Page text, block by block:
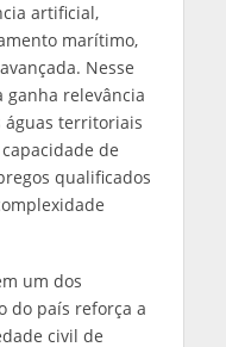
artificial,
marítimo,
Nesse
ganha relevância
águas territoriais
de
qualificados
um dos
do país reforça a
civil de